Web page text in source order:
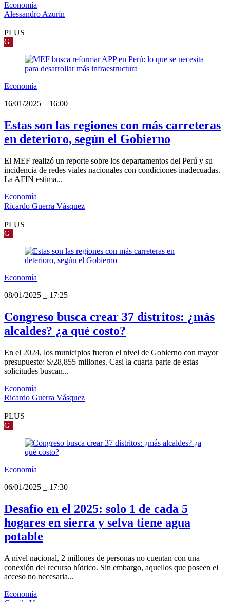
Economía
Alessandro Azurín
|
PLUS
G
Economía
16/01/2025
16:00
Estas son las regiones con más carreteras
en deterioro, según el Gobierno
El MEF realizó un reporte sobre los departamentos del Perú y su
incidencia de redes viales nacionales con condiciones inadecuadas.
La AFIN estima...
Economía
Ricardo Guerra Vásquez
|
PLUS
G
Economía
08/01/2025
17:25
Congreso busca crear 37 distritos: ¿más
alcaldes? ¿a qué costo?
En el 2024, los municipios fueron el nivel de Gobierno con mayor
presupuesto: S/28,855 millones. Casi la cuarta parte de estas
solicitudes buscan...
Economía
Ricardo Guerra Vásquez
|
PLUS
G
Economía
06/01/2025
17:30
Desafío en el 2025: solo 1 de cada 5
hogares en sierra y selva tiene agua
potable
A nivel nacional, 2 millones de personas no cuentan con una
conexión del recurso hídrico. Sin embargo, aquellos que poseen el
acceso no necesaria...
Economía